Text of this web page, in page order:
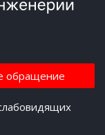
обращение